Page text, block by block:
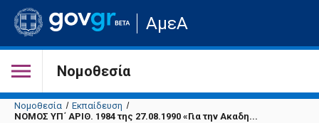
Μετάβαση
στην
σελίδα
του
ΑμεΑ
Νομοθεσία
Νομοθεσία
Εκπαίδευση
ΝΟΜΟΣ ΥΠ΄ ΑΡΙΘ. 1984 της 27.08.1990 «Για την Ακαδη...